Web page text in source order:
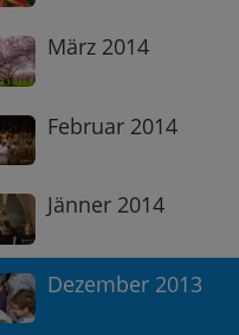
März 2014
Februar 2014
Jänner 2014
Dezember 2013